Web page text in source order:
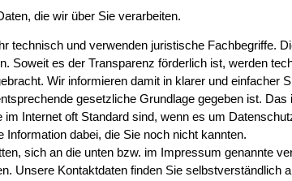
die wir über Sie verarbeiten.
technisch und verwenden juristische Fachbegriffe.
Soweit es der Transparenz förderlich ist, werden
Wir informieren damit in klarer und
gesetzliche Grundlage gegeben ist.
Internet oft Standard sind, wenn es um
dabei, die Sie noch nicht kannten.
sich an die unten bzw. im Impressum genannte
Unsere Kontaktdaten finden Sie selbstverständlich